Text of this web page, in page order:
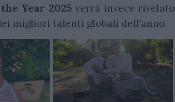
Year 2025 verrà invece rivelato
migliori talenti globali dell'anno.